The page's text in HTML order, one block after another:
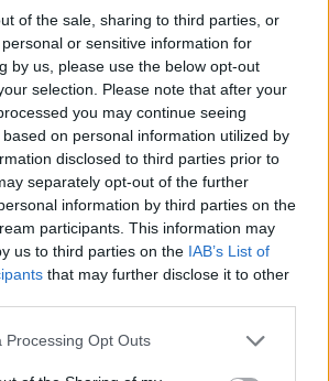
of the sale, sharing to third parties, or
or sensitive information for
by us, please use the below opt-out
selection. Please note that after your
you may continue seeing
on personal information utilized by
disclosed to third parties prior to
separately opt-out of the further
information by third parties on the
participants. This information may
us to third parties on the IAB’s List of
that may further disclose it to other
Processing Opt Outs
akimirką po atviru dangumi, verta
suteikti šiek tiek magijos.
turite namuose, bet retai
šilti užtiesalai, belaidė kolonėlė
apšvietimas gali bet kokią erdvę
skėčio, lengvai krintantis tinklelis
ar saulės energija įkraunami stalo
žvakės ant terasos lentynų –